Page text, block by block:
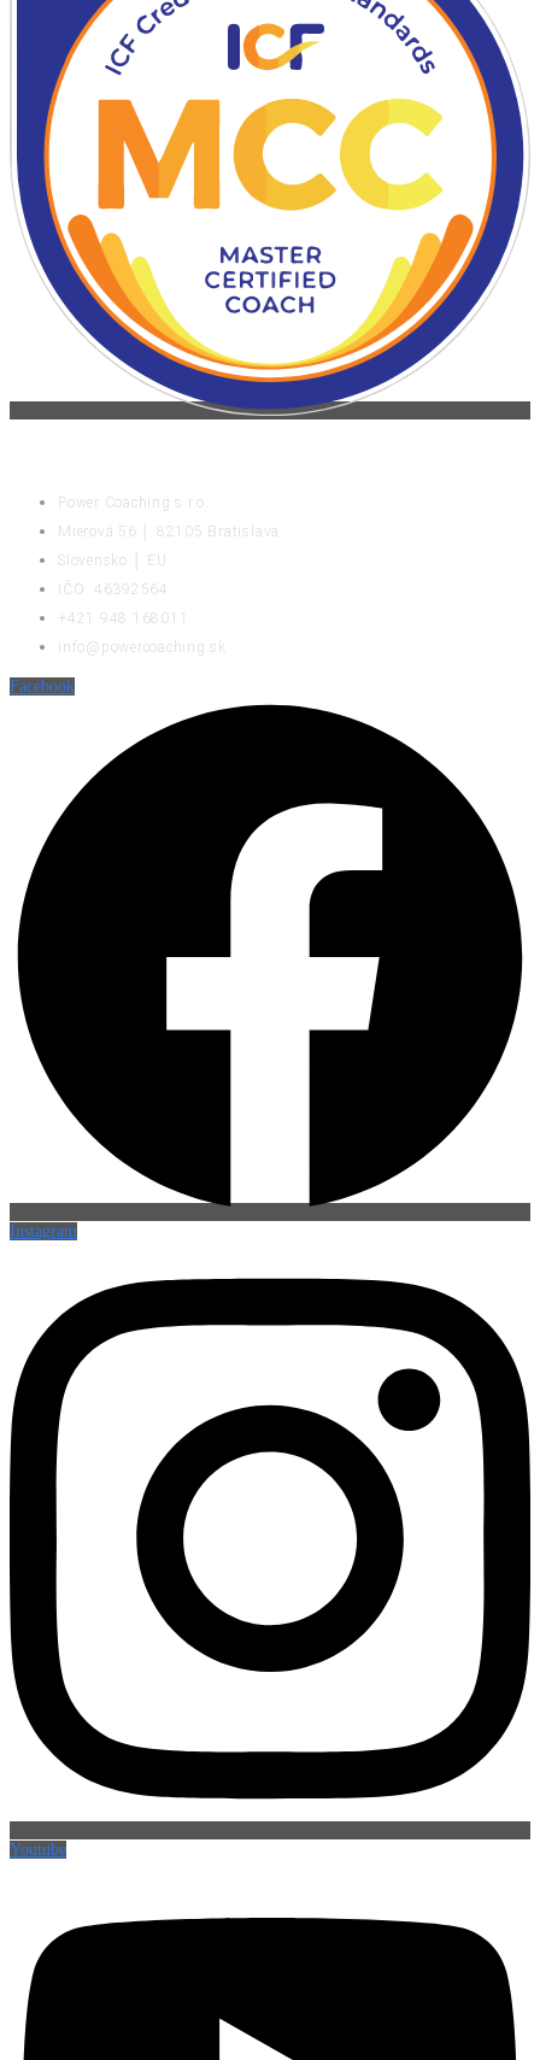
Power Coaching s.r.o.
Mierová 56 │ 82105 Bratislava
Slovensko │ EU
IČO: 46392564
+421 948 168011
info@powercoaching.sk
Facebook
Instagram
Youtube